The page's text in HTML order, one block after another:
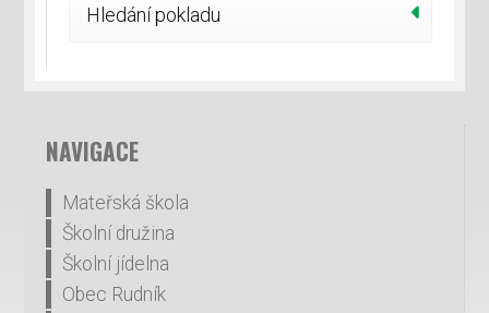
Hledání pokladu
NAVIGACE
Mateřská škola
Školní družina
Školní jídelna
Obec Rudník